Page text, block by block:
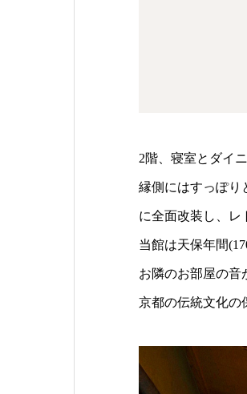
2階、寝室とダイ
縁側にはすっぽり
に全面改装し、レ
当館は天保年間
お隣のお部屋の音
京都の伝統文化の